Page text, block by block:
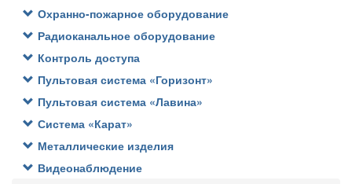
Охранно-пожарное оборудование
Радиоканальное оборудование
Контроль доступа
Пультовая система «Горизонт»
Пультовая система «Лавина»
Система «Карат»
Металлические изделия
Видеонаблюдение